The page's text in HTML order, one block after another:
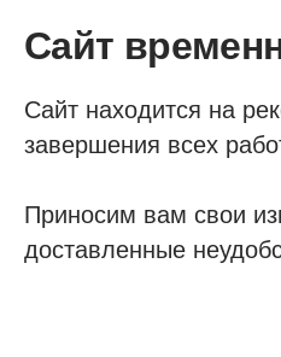
Сайт
Сайт находится на
завершения всех
Приносим вам свои
доставленные